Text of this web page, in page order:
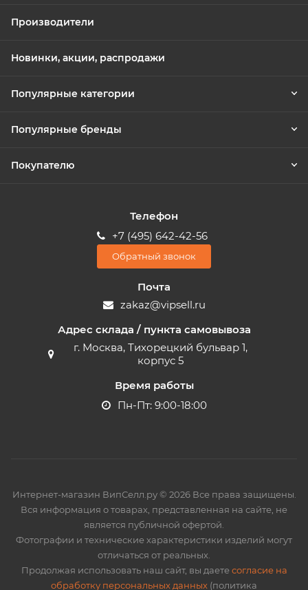
Производители
Новинки, акции, распродажи
Популярные категории
Популярные бренды
Покупателю
Телефон
+7 (495) 642-42-56
Обратный звонок
Почта
zakaz@vipsell.ru
Адрес склада / пункта самовывоза
г. Москва, Тихорецкий бульвар 1,
корпус 5
Время работы
Пн-Пт: 9:00-18:00
Интернет-магазин ВипСелл.ру © 2026 Все права защищены.
Вся информация о товарах, представленная на сайте, не
является публичной офертой.
Фотографии и технические характеристики изделий могут
отличаться от реальных.
Продолжая использовать наш сайт, вы даетесогласие на
обработку персональных данных (политика